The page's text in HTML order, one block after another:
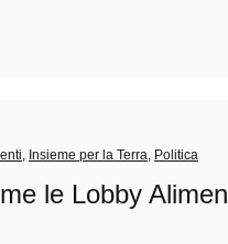
Insieme per la Terra Politica
le Lobby